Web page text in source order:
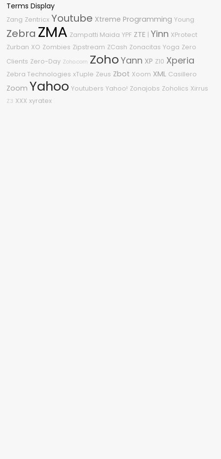
Terms Display
Zang Zentricx Youtube Xtreme Programming Young
Zebra ZMA Zampatti Maida YPF ZTE | Yinn XProtect
Zurban XO Zombies Zipstream ZCash Zonacitas Yoga Zero
Clients Zero-Day Zoho.com ZohoYann XP Z10 Xperia
Zebra Technologies xTuple Zeus Zbot Xoom XML Casillero
Zoom Yahoo Youtubers Yahoo! Zonajobs Zoholics Xirrus
Z3 XXX xyratex